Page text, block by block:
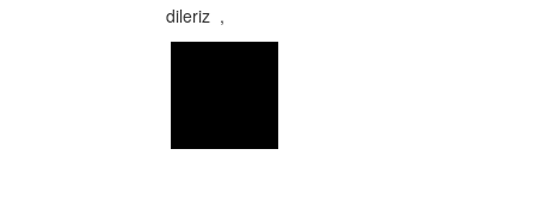
dileriz ,